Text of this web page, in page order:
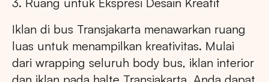
Iklan di bus Transjakarta menawarkan ruang
luas untuk menampilkan kreativitas. Mulai
dari wrapping seluruh body bus, iklan interior